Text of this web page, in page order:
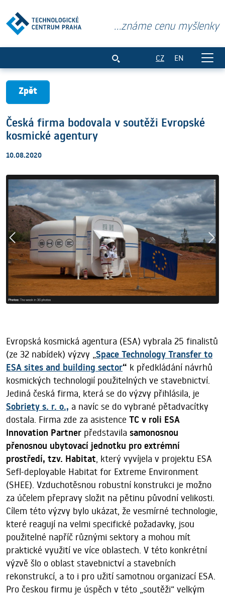
...známe cenu myšlenky
CZ EN
Zpět
Česká firma bodovala v soutěži Evropské
kosmické agentury
10.08.2020
Evropská kosmická agentura (ESA) vybrala 25 finalistů
(ze 32 nabídek) výzvy „Space Technology Transfer to
ESA sites and building sector“ k předkládání návrhů
kosmických technologií použitelných ve stavebnictví.
Jediná česká firma, která se do výzvy přihlásila, je
Sobriety s. r. o., a navíc se do vybrané pětadvacítky
dostala. Firma zde za asistence TC v roli ESA
Innovation Partner představila samonosnou
přenosnou ubytovací jednotku pro extrémní
prostředí, tzv. Habitat, který vyvíjela v projektu ESA
Sefl-deployable Habitat for Extreme Environment
(SHEE). Vzduchotěsnou robustní konstrukci je možno
za účelem přepravy složit na pětinu původní velikosti.
Cílem této výzvy bylo ukázat, že vesmírné technologie,
které reagují na velmi specifické požadavky, jsou
použitelné napříč různými sektory a mohou mít
praktické využití ve více oblastech. V této konkrétní
výzvě šlo o oblast stavebnictví a stavebních
rekonstrukcí, a to i pro užití samotnou organizací ESA.
Pro českou firmu je úspěch v této „soutěži“ velkým